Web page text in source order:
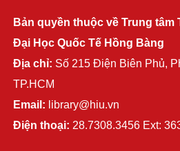
Bản quyền thuộc về Trung tâm
Đại Học Quốc Tế Hồng Bàng
Địa chỉ: Số 215 Điện Biên Phủ,
TP.HCM
Email: library@hiu.vn
Điện thoại: 28.7308.3456 Ext: